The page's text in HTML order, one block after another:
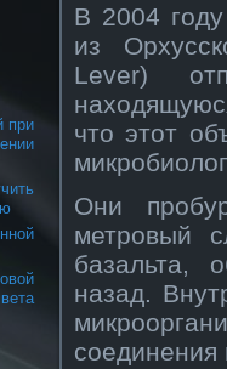
при
В 2004
из
Lever)
что этот
Они
метровый
базальта,
назад.
соединения